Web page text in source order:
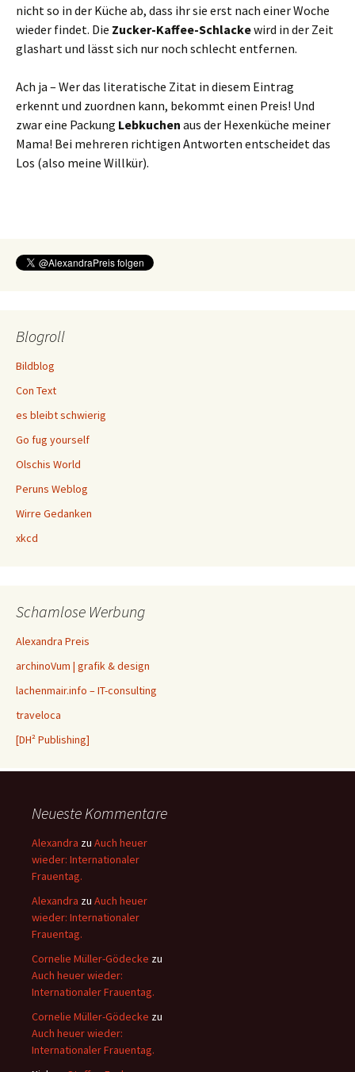
nicht so in der Küche ab, dass ihr sie erst nach einer Woche
wieder findet. Die Zucker-Kaffee-Schlackewird in der Zeit
glashart und lässt sich nur noch schlecht entfernen.
Ach ja – Wer das literatische Zitat in diesem Eintrag
erkennt und zuordnen kann, bekommt einen Preis! Und
zwar eine Packung Lebkuchen aus der Hexenküche meiner
Mama! Bei mehreren richtigen Antworten entscheidet das
Los (also meine Willkür).
Blogroll
Bildblog
Con Text
es bleibt schwierig
Go fug yourself
Olschis World
Peruns Weblog
Wirre Gedanken
xkcd
Schamlose Werbung
Alexandra Preis
archinoVum | grafik & design
lachenmair.info – IT-consulting
traveloca
[DH² Publishing]
Neueste Kommentare
Alexandra zu Auch heuer
wieder: Internationaler
Frauentag.
Alexandra zu Auch heuer
wieder: Internationaler
Frauentag.
Cornelie Müller-Gödecke zu
Auch heuer wieder:
Internationaler Frauentag.
Cornelie Müller-Gödecke zu
Auch heuer wieder:
Internationaler Frauentag.